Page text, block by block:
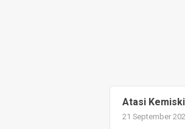
Atasi
21 September